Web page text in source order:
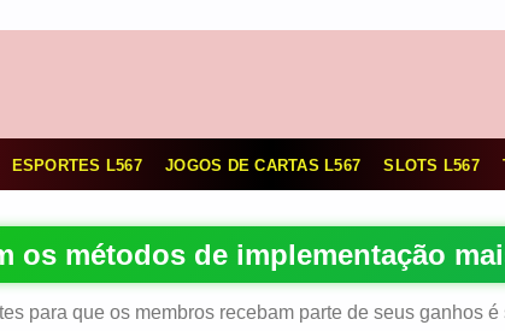
ESPORTES L567 JOGOS DE CARTAS L567 SLOTS L567
os métodos de implementação
para que os membros recebam parte de seus ganhos